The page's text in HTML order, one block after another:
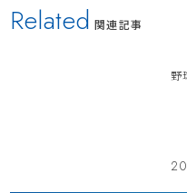
Related 関連記事
野